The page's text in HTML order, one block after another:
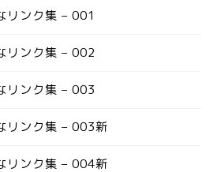
リンク集 – 001
リンク集 – 002
リンク集 – 003
リンク集 – 003新
リンク集 – 004新